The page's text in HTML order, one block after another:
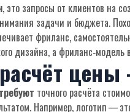
, это запросы от клиентов на
задачи и бюджета.
фриланс,
дизайна, а
требуют точного расчёта
Например, логотип —